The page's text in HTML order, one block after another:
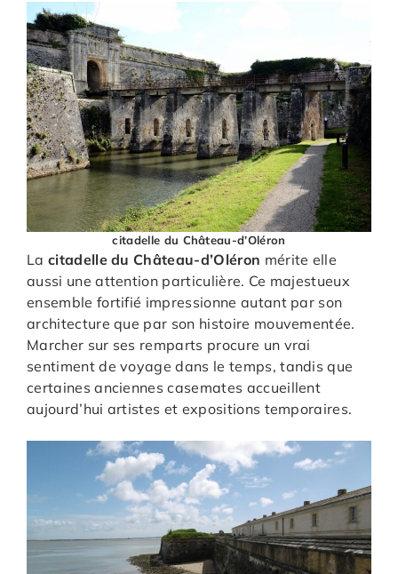
citadelle du Château-d’Oléron
La citadelle du Château-d’Oléron mérite elle
aussi une attention particulière. Ce majestueux
ensemble fortifié impressionne autant par son
architecture que par son histoire mouvementée.
Marcher sur ses remparts procure un vrai
sentiment de voyage dans le temps, tandis que
certaines anciennes casemates accueillent
aujourd’hui artistes et expositions temporaires.